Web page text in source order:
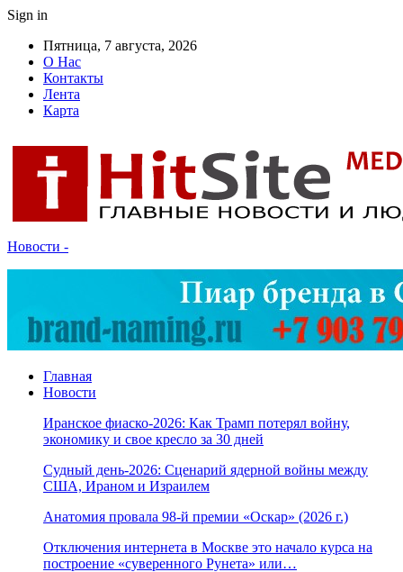
Sign in
Пятница, 7 августа, 2026
О Нас
Контакты
Лента
Карта
Новости -
Главная
Новости
Иранское фиаско-2026: Как Трамп потерял войну,
экономику и свое кресло за 30 дней
Судный день-2026: Сценарий ядерной войны между
США, Ираном и Израилем
Анатомия провала 98-й премии «Оскар» (2026 г.)
Отключения интернета в Москве это начало курса на
построение «суверенного Рунета» или…